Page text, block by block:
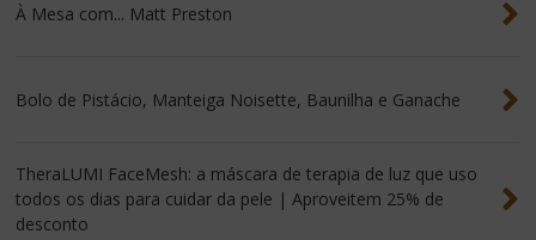
À Mesa com... Matt Preston
Bolo de Pistácio, Manteiga Noisette, Baunilha e Ganache
TheraLUMI FaceMesh: a máscara de terapia de luz que uso
todos os dias para cuidar da pele | Aproveitem 25% de
desconto